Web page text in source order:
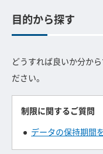
目的から探す
どうすれば良いか分か
ださい。
制限に関するご質問
データの保持期間